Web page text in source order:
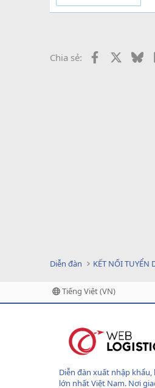
Chia sẻ: Facebook
Diễn đàn KẾT NỐI TUYỂN
Tiếng Việt (VN)
Diễn đàn xuất nhập khẩu,
lớn nhất Việt Nam. Nơi